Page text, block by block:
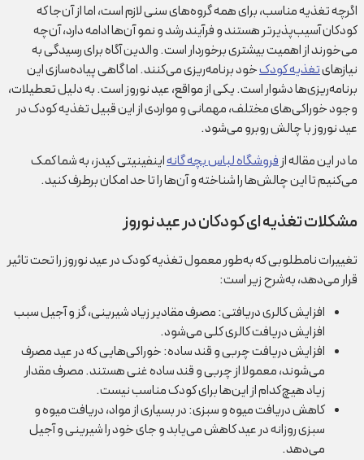
اگرچه تغذیه مناسب، برای همه گروه‌های سنی لازم است، اما از آن‌جا که
کودکان آسیب‌پذیرتر هستند و فرآیند رشد و نمو آن‌ها ادامه دارد، آن‌چه
می‌خورند از اهمیت بیشتری برخوردار است. والدین آگاه برای رسیدگی به
نیازهایتغذیه کودکخود برنامه‌ریزی می‌کنند. اما گاهی پیاده‌سازی این
برنامه‌ریزی‌ها دشوار است. یکی از مواقع، عید نوروز است. به دلیل تعطیلات،
وجود خوراکی‌های مختلف، مهمانی و مواردی از این قبیل تغذیه کودک در
عید نوروز با چالش روبرو می‌شود.
ما در این مقاله ازفروشگاه لباس بچه گانهاینفینیتی کیدز، به شما کمک
می‌کنیم تا این چالش‌ها را شناخته و آن‌ها را تا حد امکان برطرف کنید.
مشکلات تغذیه ای کودکان در عید نوروز
تغییرات نامطلوبی که به‌طور معمول تغذیه کودک در عید نوروز را تحت تاثیر
قرار می‌دهد، به‌شرح زیر است:
افزایش کالری دریافتی: مصرف مقادیر زیاد شیرینی، گز و آجیل سبب
افزایش دریافت کالری کلی می‌شود.
افزایش دریافت چربی و قند ساده: خوراکی‌هایی که در عید مصرف
می‌شوند، معمولا از چربی و قند ساده غنی هستند. مصرف مقدار
زیاد هیچ‌کدام از این‌ها برای کودک مناسب نیست.
کاهش دریافت میوه و سبزی: در بسیاری از مواد، دریافت میوه و
سبزی روزانه در عید کاهش می‌یابد و جای خود را شیرینی و آجیل
می‌دهد.